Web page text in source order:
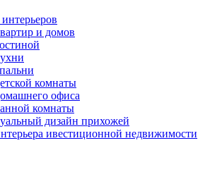
и домов
комнаты
офиса
комнаты
дизайн прихожей
ивестиционной недвижимости